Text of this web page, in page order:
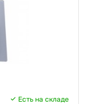
Есть на складе